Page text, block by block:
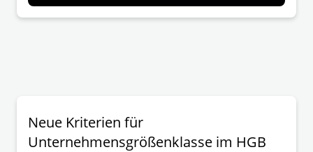
Neue Kriterien für
Unternehmensgrößenklasse im HGB